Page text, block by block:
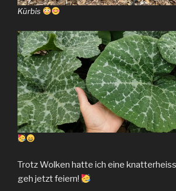
Kürbis
Trotz Wolken hatte ich eine
geh jetzt feiern!